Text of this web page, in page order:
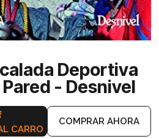
Deportiva
- Desnivel
CARRO
COMPRAR AHORA